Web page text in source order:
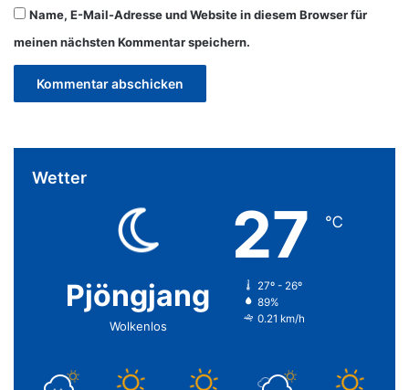
Name, E-Mail-Adresse und Website in diesem Browser für
meinen nächsten Kommentar speichern.
Wetter
Pjöngjang
Wolkenlos
27 ℃
27º - 26º
89%
0.21 km/h